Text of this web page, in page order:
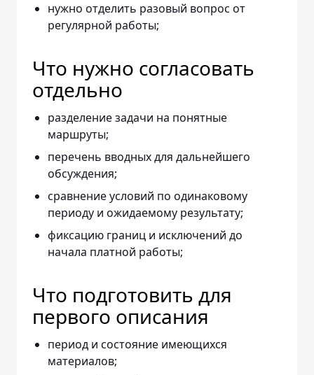
нужно отделить разовый вопрос от
регулярной работы;
Что нужно согласовать
отдельно
разделение задачи на понятные
маршруты;
перечень вводных для дальнейшего
обсуждения;
сравнение условий по одинаковому
периоду и ожидаемому результату;
фиксацию границ и исключений до
начала платной работы;
Что подготовить для
первого описания
период и состояние имеющихся
материалов;